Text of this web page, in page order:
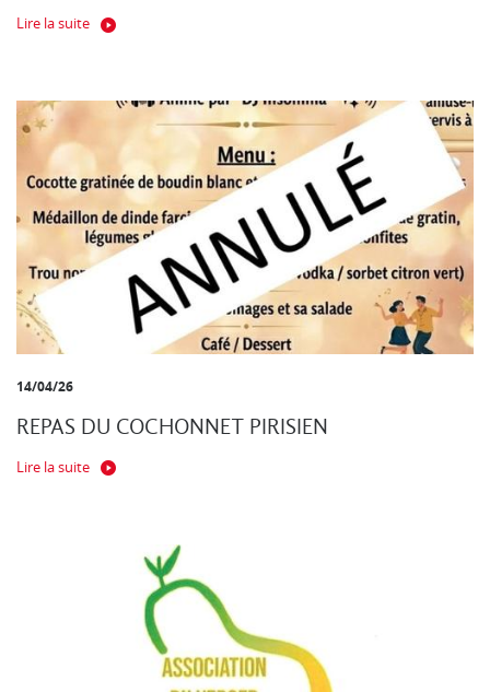
Lire la suite
14/04/26
REPAS DU COCHONNET PIRISIEN
Lire la suite